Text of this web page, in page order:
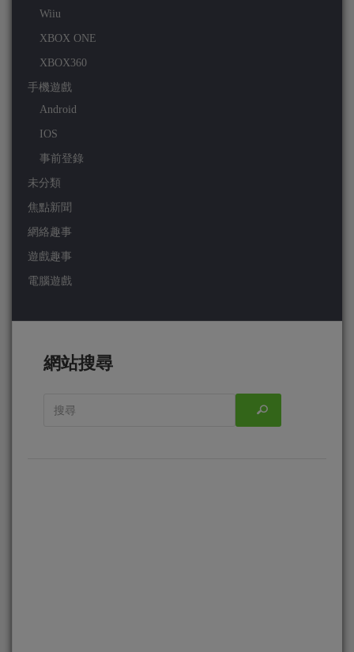
Wiiu
XBOX ONE
XBOX360
手機遊戲
Android
IOS
事前登錄
未分類
焦點新聞
網絡趣事
遊戲趣事
電腦遊戲
網站搜尋